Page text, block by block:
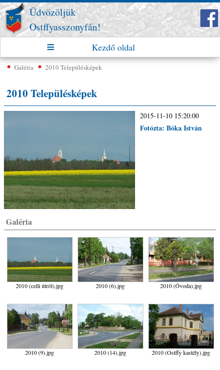
Üdvözöljük
Ostffyasszonyfán!
Kezdő oldal
Galéria 2010 Településképek
2010 Településképek
2015-11-10 15:20:00
Fotózta: Bóka István
Galéria
2010 (celli útról).jpg 2010 (6).jpg 2010 (Óvoda).jpg
2010 (9).jpg 2010 (14).jpg 2010 (Ostffy kastély).jpg